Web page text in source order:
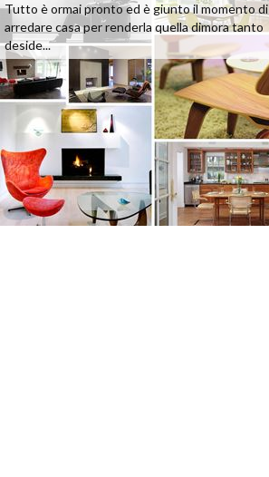
Tutto è ormai pronto ed è giunto il momento di
arredare casa per renderla quella dimora tanto
deside...